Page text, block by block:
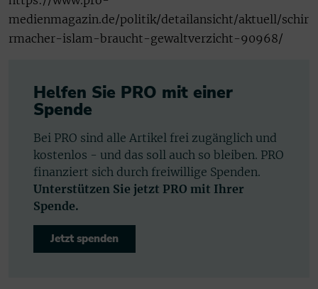
medienmagazin.de/politik/detailansicht/aktuell/schir
rmacher-islam-braucht-gewaltverzicht-90968/
Helfen Sie PRO mit einer
Spende
Bei PRO sind alle Artikel frei zugänglich und
kostenlos - und das soll auch so bleiben. PRO
finanziert sich durch freiwillige Spenden.
Unterstützen Sie jetzt PRO mit Ihrer
Spende.
Jetzt spenden